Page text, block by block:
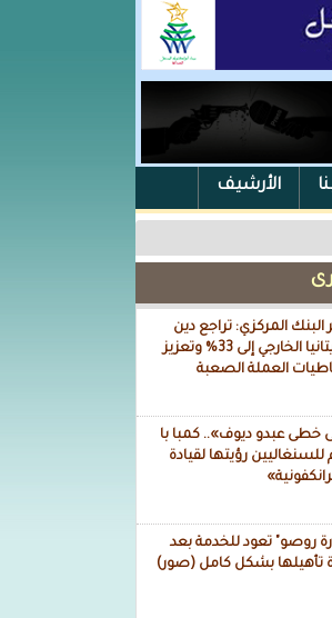
الأرشيف
البنك المركزي: تراجع دين
موريتانيا الخارجي إلى 33% وتعزيز
العملة الصعبة
خطى عبدو ديوف».. كمبا با
للسنغاليين رؤيتها لقيادة
روصو" تعود للخدمة بعد
تأهيلها بشكل كامل (صور)